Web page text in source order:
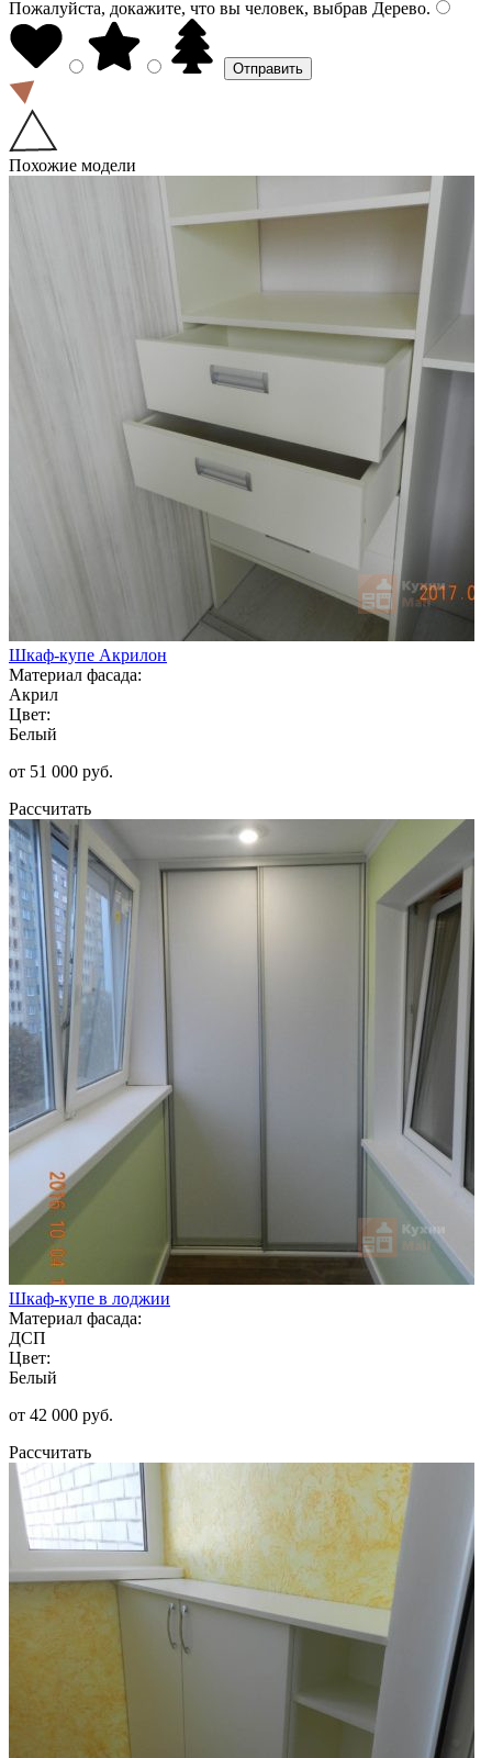
Пожалуйста, докажите, что вы человек, выбрав Дерево.
Похожие модели
Шкаф-купе Акрилон
Материал фасада:
Акрил
Цвет:
Белый
от 51 000 руб.
Рассчитать
Шкаф-купе в лоджии
Материал фасада:
ДСП
Цвет:
Белый
от 42 000 руб.
Рассчитать